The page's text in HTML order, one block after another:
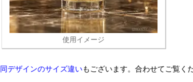
使用イメージ
同デザインのサイズ違いもございます。合わせてご覧く